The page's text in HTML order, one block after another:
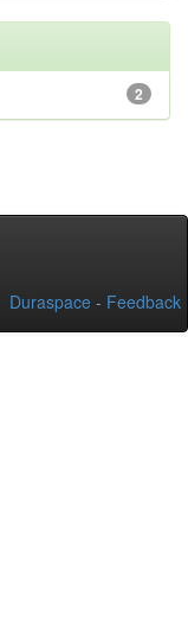
2
Duraspace - Feedback